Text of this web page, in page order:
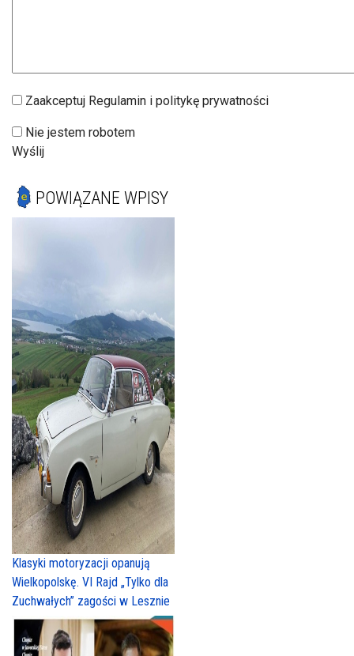
Zaakceptuj Regulamin i politykę prywatności
Nie jestem robotem
Wyślij
POWIĄZANE WPISY
Klasyki motoryzacji opanują
Wielkopolskę. VI Rajd „Tylko dla
Zuchwałych” zagości w Lesznie